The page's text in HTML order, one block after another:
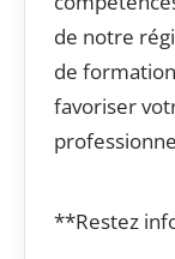
de notre
de
favoriser
**Restez